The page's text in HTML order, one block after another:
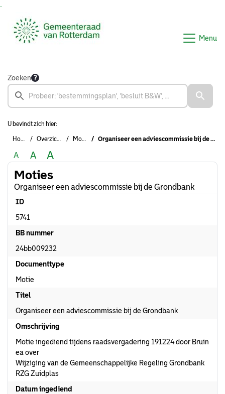
Menu
Zoeken
U bevindt zich hier:
Home Overzichten Moties Organiseer een adviescommissie bij de Grondbank
A A A
Moties
Organiseer een adviescommissie bij de Grondbank
ID
5741
BB nummer
24bb009232
Documenttype
Motie
Titel
Organiseer een adviescommissie bij de Grondbank
Omschrijving
Motie ingediend tijdens raadsvergadering 191224 door Bruin
ea over
Wijziging van de Gemeenschappelijke Regeling Grondbank
RZG Zuidplas
Datum ingediend